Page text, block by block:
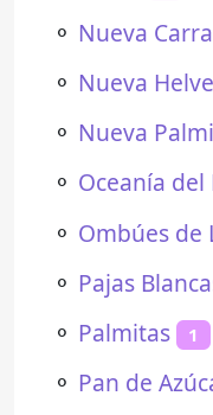
⚬ Nueva
⚬ Nueva
⚬ Nueva
⚬ Oceanía
⚬ Ombúes de
⚬ Pajas
⚬ Palmitas 1
⚬ Pan de